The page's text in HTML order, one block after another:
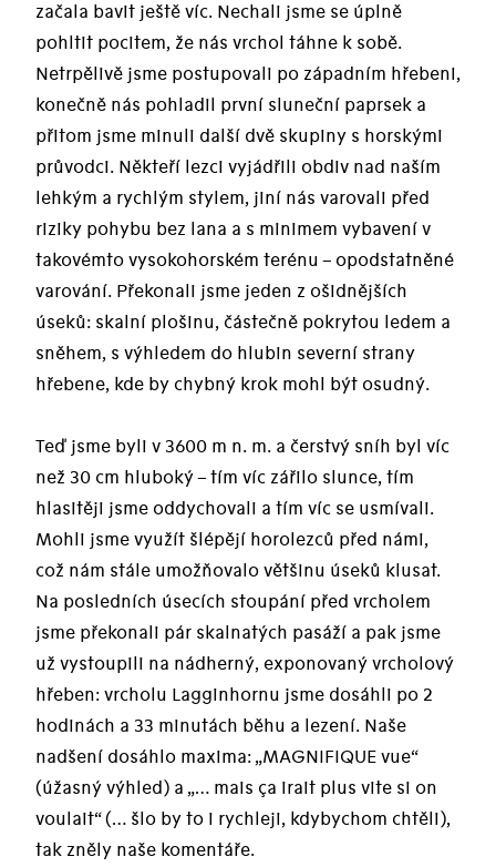
začala bavit ještě víc. Nechali jsme se úplně
pohltit pocitem, že nás vrchol táhne k sobě.
Netrpělivě jsme postupovali po západním hřebeni,
konečně nás pohladil první sluneční paprsek a
přitom jsme minuli další dvě skupiny s horskými
průvodci. Někteří lezci vyjádřili obdiv nad naším
lehkým a rychlým stylem, jiní nás varovali před
riziky pohybu bez lana a s minimem vybavení v
takovémto vysokohorském terénu – opodstatněné
varování. Překonali jsme jeden z ošidnějších
úseků: skalní plošinu, částečně pokrytou ledem a
sněhem, s výhledem do hlubin severní strany
hřebene, kde by chybný krok mohl být osudný.
Teď jsme byli v 3600 m n. m. a čerstvý sníh byl víc
než 30 cm hluboký – tím víc zářilo slunce, tím
hlasitěji jsme oddychovali a tím víc se usmívali.
Mohli jsme využít šlépějí horolezců před námi,
což nám stále umožňovalo většinu úseků klusat.
Na posledních úsecích stoupání před vrcholem
jsme překonali pár skalnatých pasáží a pak jsme
už vystoupili na nádherný, exponovaný vrcholový
hřeben: vrcholu Lagginhornu jsme dosáhli po 2
hodinách a 33 minutách běhu a lezení. Naše
nadšení dosáhlo maxima: „MAGNIFIQUE vue“
(úžasný výhled) a „… mais ça irait plus vite si on
voulait“ (… šlo by to i rychleji, kdybychom chtěli),
tak zněly naše komentáře.